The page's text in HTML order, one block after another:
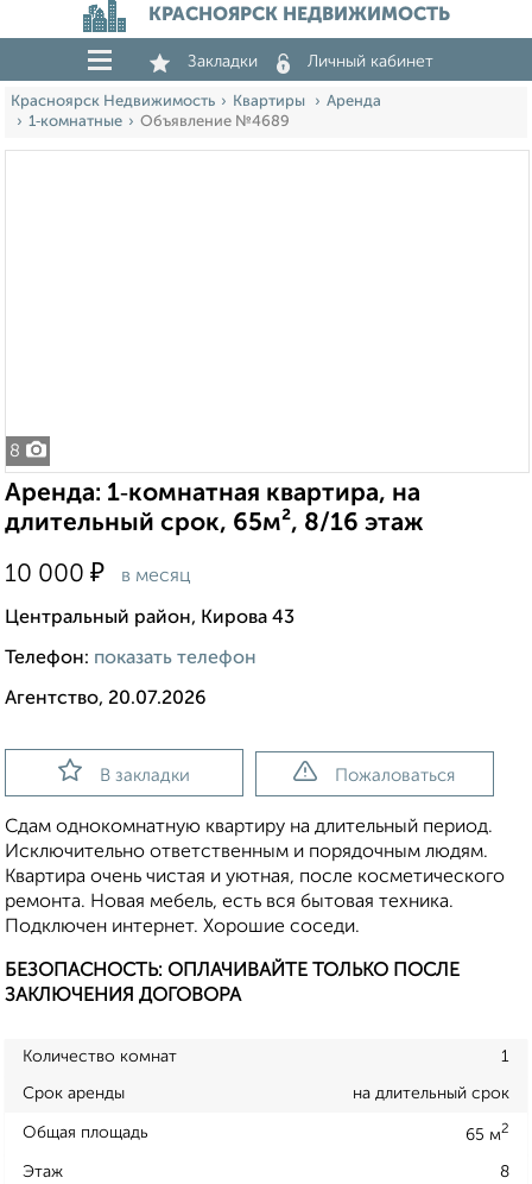
КРАСНОЯРСК НЕДВИЖИМОСТЬ
Закладки Личный кабинет
Красноярск Недвижимость Квартиры
Аренда
1‑комнатные
Объявление №4689
8
Аренда: 1‑комнатная квартира, на
длительный срок, 65м², 8/16 этаж
10 000 ₽ в месяц
Центральный район, Кирова 43
Телефон: показать телефон
Агентство, 20.07.2026
В закладки Пожаловаться
Сдам однокомнатную квартиру на длительный период.
Исключительно ответственным и порядочным людям.
Квартира очень чистая и уютная, после косметического
ремонта. Новая мебель, есть вся бытовая техника.
Подключен интернет. Хорошие соседи.
БЕЗОПАСНОСТЬ: ОПЛАЧИВАЙТЕ ТОЛЬКО ПОСЛЕ
ЗАКЛЮЧЕНИЯ ДОГОВОРА
Количество комнат 1
Срок аренды на длительный срок
Общая площадь 65 м2
Этаж 8